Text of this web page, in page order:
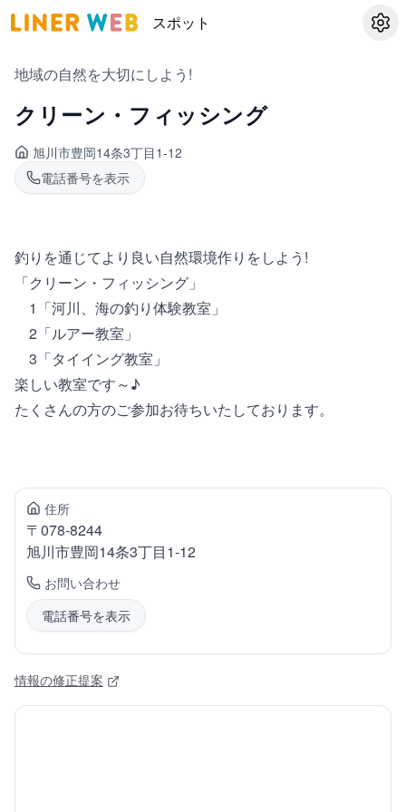
スポット 設定
地域の自然を大切にしよう!
クリーン・フィッシング
旭川市豊岡14条3丁目1-12
電話番号を表示
釣りを通じてより良い自然環境作りをしよう!
「クリーン・フィッシング」
1「河川、海の釣り体験教室」
2「ルアー教室」
3「タイイング教室」
楽しい教室です～♪
たくさんの方のご参加お待ちいたしております。
住所
〒078-8244
旭川市豊岡14条3丁目1-12
お問い合わせ
電話番号を表示
情報の修正提案